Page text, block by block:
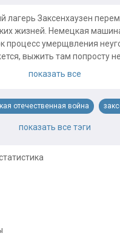
лагерь Заксенхаузен
жизней. Немецкая
процесс умерщвления
выжить там попросту
июнь 2026 года.
отдельно от предыдущих
там будут
показать все
отечественная война
равенсбрюк
показать все тэги
1